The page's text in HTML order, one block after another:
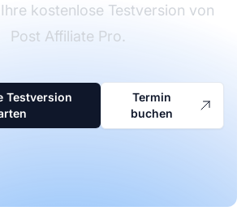
kostenlose Testversion von
Post Affiliate Pro.
Testversion
Termin
buchen